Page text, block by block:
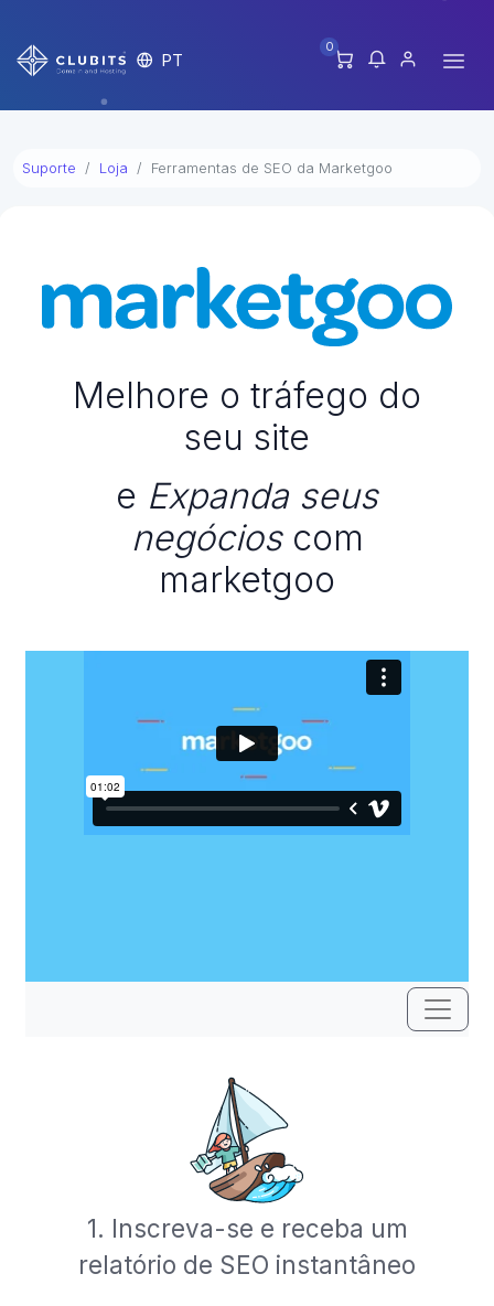
PT
0
Suporte Loja Ferramentas de SEO da Marketgoo
Melhore o tráfego do
seu site
e Expanda seus
negócioscom
marketgoo
1. Inscreva-se e receba um
relatório de SEO instantâneo